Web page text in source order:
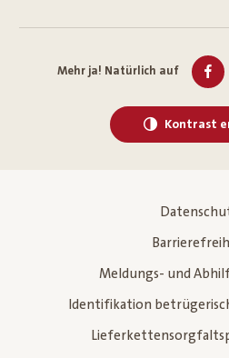
Mehr ja! Natürlich auf
Kontrast
Meldungs- und
Identifikation